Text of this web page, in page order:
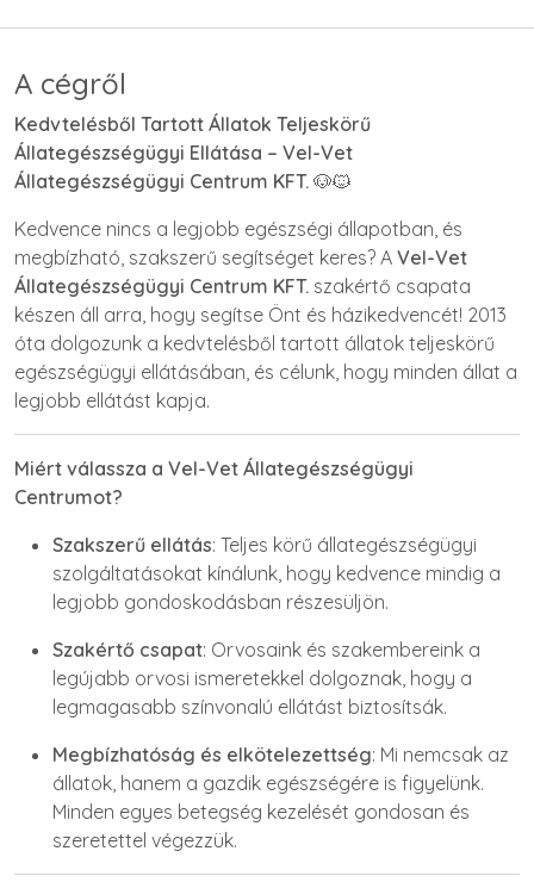
A cégről
Kedvtelésből Tartott Állatok Teljeskörű
Állategészségügyi Ellátása – Vel-Vet
Állategészségügyi Centrum KFT. 🐶🐱
Kedvence nincs a legjobb egészségi állapotban, és
megbízható, szakszerű segítséget keres? A Vel-Vet
Állategészségügyi Centrum KFT. szakértő csapata
készen áll arra, hogy segítse Önt és házikedvencét! 2013
óta dolgozunk a kedvtelésből tartott állatok teljeskörű
egészségügyi ellátásában, és célunk, hogy minden állat a
legjobb ellátást kapja.
Miért válassza a Vel-Vet Állategészségügyi
Centrumot?
Szakszerű ellátás: Teljes körű állategészségügyi
szolgáltatásokat kínálunk, hogy kedvence mindig a
legjobb gondoskodásban részesüljön.
Szakértő csapat: Orvosaink és szakembereink a
legújabb orvosi ismeretekkel dolgoznak, hogy a
legmagasabb színvonalú ellátást biztosítsák.
Megbízhatóság és elkötelezettség: Mi nemcsak az
állatok, hanem a gazdik egészségére is figyelünk.
Minden egyes betegség kezelését gondosan és
szeretettel végezzük.